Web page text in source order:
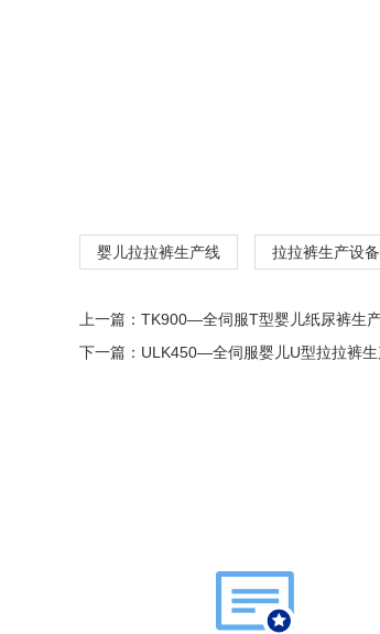
婴儿拉拉裤生产线 拉拉裤生产设备
上一篇： TK900—全伺服T型婴儿纸尿裤生
下一篇： ULK450—全伺服婴儿U型拉拉裤